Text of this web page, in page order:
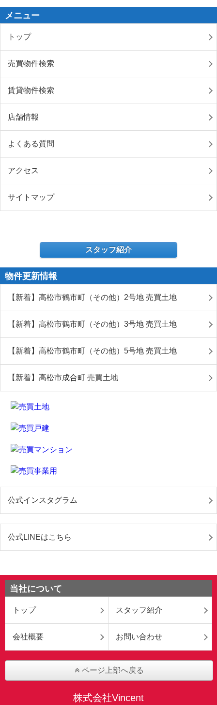
メニュー
トップ
売買物件検索
賃貸物件検索
店舗情報
よくある質問
アクセス
サイトマップ
スタッフ紹介
物件更新情報
【新着】高松市鶴市町（その他）2号地 売買土地
【新着】高松市鶴市町（その他）3号地 売買土地
【新着】高松市鶴市町（その他）5号地 売買土地
【新着】高松市成合町 売買土地
公式インスタグラム
公式LINEはこちら
当社について
トップ スタッフ紹介
会社概要 お問い合わせ
ページ上部へ戻る
株式会社Vincent